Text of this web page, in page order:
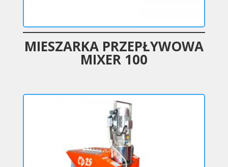
MIESZARKA PRZEPŁYWOWA
MIXER 100